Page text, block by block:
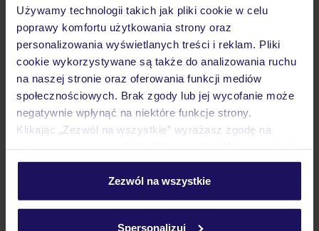
Używamy technologii takich jak pliki cookie w celu
poprawy komfortu użytkowania strony oraz
personalizowania wyświetlanych treści i reklam. Pliki
cookie wykorzystywane są także do analizowania ruchu
na naszej stronie oraz oferowania funkcji mediów
społecznościowych. Brak zgody lub jej wycofanie może
negatywnie wpłynąć na niektóre funkcje strony.
Klikając „Zezwól na wszystkie” wyrażasz zgodę na
personalizować swój wybór wchodząc w zakładkę
Szczegółowe informacje o plikach cookie znajdziesz
Zezwól na wszystkie
Spersonalizuj
Couples Swept Away Dla dorosłych
JAMAJKA NEGRIL
14.04.2027 - 22.04.2027 (7 noclegów)
All Inclusive